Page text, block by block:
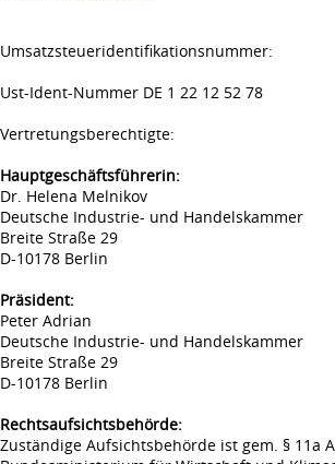
Umsatzsteueridentifikationsnummer:
Ust-Ident-Nummer DE 1 22 12 52 78
Vertretungsberechtigte:
Hauptgeschäftsführerin:
Dr. Helena Melnikov
Deutsche Industrie- und Handelskammer
Breite Straße 29
D-10178 Berlin
Präsident:
Peter Adrian
Deutsche Industrie- und Handelskammer
Breite Straße 29
D-10178 Berlin
Rechtsaufsichtsbehörde:
Zuständige Aufsichtsbehörde ist gem. § 11a